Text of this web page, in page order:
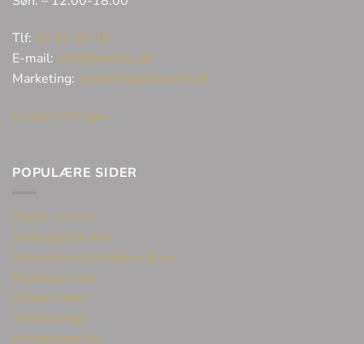
Tlf: 32 62 06 45
E-mail: info@bonells.dk
Marketing: marketing@bonells.dk
Ledige stillinger
POPULÆRE SIDER
Huller i ørerne
Sælg guld & sølv
Reparation af smykker & ure
Eksklusive ure
Unikke varer
Vielsesringe
Privatlivspolitik